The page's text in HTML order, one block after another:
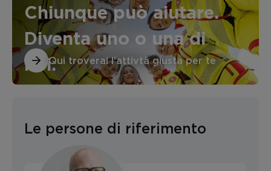
Chiunque può aiutare.
Diventa uno o una di
noi.Qui troverai l'attivtà giusta per te
Le persone di riferimento